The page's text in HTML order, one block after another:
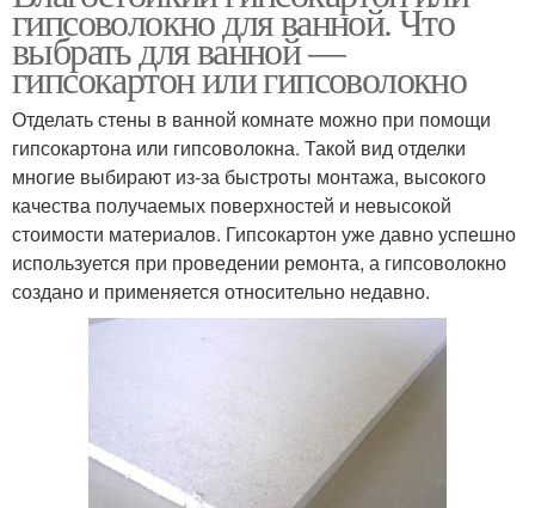
гипсоволокно для ванной. Что
выбрать для ванной —
гипсокартон или гипсоволокно
Отделать стены в ванной комнате можно при помощи
гипсокартона или гипсоволокна. Такой вид отделки
многие выбирают из-за быстроты монтажа, высокого
качества получаемых поверхностей и невысокой
стоимости материалов. Гипсокартон уже давно успешно
используется при проведении ремонта, а гипсоволокно
создано и применяется относительно недавно.